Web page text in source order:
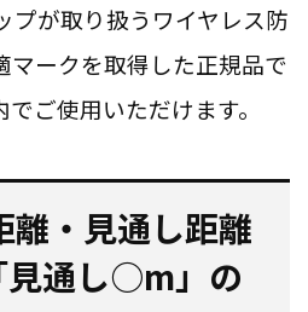
プが取り扱うワイヤレス防
マークを取得した正規品で
ご使用いただけます。
・見通し距離
通し○m」の